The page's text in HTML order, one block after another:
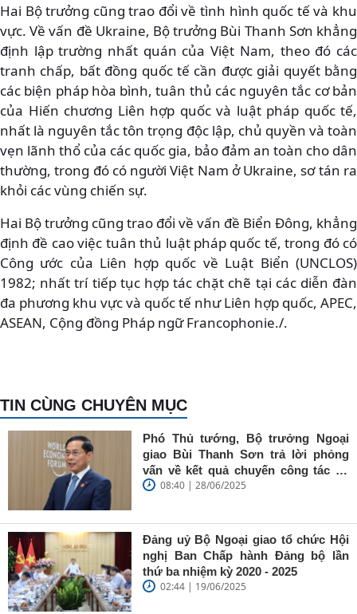
Hai Bộ trưởng cũng trao đổi về tình hình quốc tế và khu
vực. Về vấn đề Ukraine, Bộ trưởng Bùi Thanh Sơn khẳng
định lập trường nhất quán của Việt Nam, theo đó các
tranh chấp, bất đồng quốc tế cần được giải quyết bằng
các biện pháp hòa bình, tuân thủ các nguyên tắc cơ bản
của Hiến chương Liên hợp quốc và luật pháp quốc tế,
nhất là nguyên tắc tôn trọng độc lập, chủ quyền và toàn
vẹn lãnh thổ của các quốc gia, bảo đảm an toàn cho dân
thường, trong đó có người Việt Nam ở Ukraine, sơ tán ra
khỏi các vùng chiến sự.
Hai Bộ trưởng cũng trao đổi về vấn đề Biển Đông, khẳng
định đề cao việc tuân thủ luật pháp quốc tế, trong đó có
Công ước của Liên hợp quốc về Luật Biển (UNCLOS)
1982; nhất trí tiếp tục hợp tác chặt chẽ tại các diễn đàn
đa phương khu vực và quốc tế như Liên hợp quốc, APEC,
ASEAN, Cộng đồng Pháp ngữ Francophonie./.
TIN CÙNG CHUYÊN MỤC
Phó Thủ tướng, Bộ trưởng Ngoại
giao Bùi Thanh Sơn trả lời phỏng
vấn về kết quả chuyến công tác tại
Trung Quốc của Thủ tướng Chính
08:40 | 28/06/2025
Đảng uỷ Bộ Ngoại giao tổ chức Hội
nghị Ban Chấp hành Đảng bộ lần
thứ ba nhiệm kỳ 2020 - 2025
02:44 | 19/06/2025